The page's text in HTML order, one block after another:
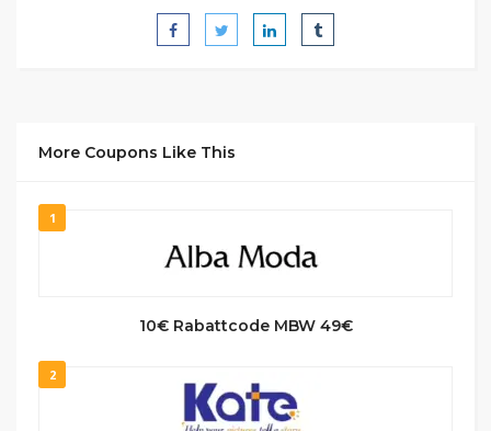
More Coupons Like This
1
10€ Rabattcode MBW 49€
2